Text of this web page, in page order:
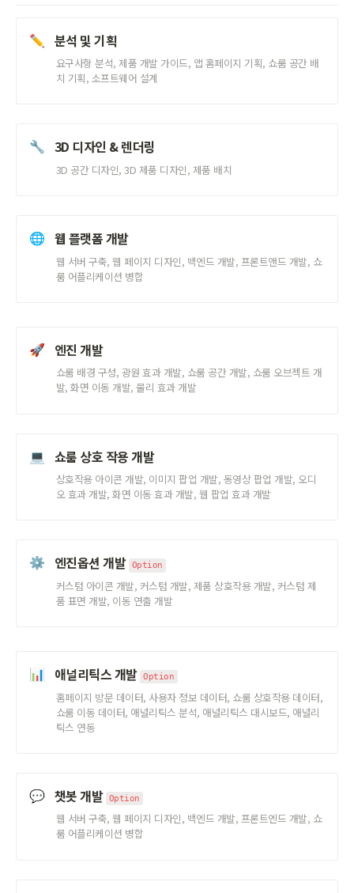
✏️ 분석 및 기획
요구사항 분석, 제품 개발 가이드, 앱 홈페이지 기획, 쇼룸 공간 배
치 기획, 소프트웨어 설계
🔧 3D 디자인 & 렌더링
🌐 웹 플랫폼 개발
웹 서버 구축, 웹 페이지 디자인, 백엔드 개발, 프론트앤드 개발, 쇼
룸 어플리케이션 병합
🚀 엔진 개발
쇼룸 배경 구성, 광원 효과 개발, 쇼룸 공간 개발, 쇼룸 오브젝트 개
발, 화면 이동 개발, 물리 효과 개발
💻 쇼룸 상호 작용 개발
상호작용 아이콘 개발, 이미지 팝업 개발, 동영상 팝업 개발, 오디
오 효과 개발, 화면 이동 효과 개발, 웹 팝업 효과 개발
⚙️ 엔진옵션 개발 Option
커스텀 아이콘 개발, 커스텀 개발, 제품 상호작용 개발, 커스텀 제
품 표면 개발, 이동 연출 개발
📊 애널리틱스 개발 Option
홈페이지 방문 데이터, 사용자 정보 데이터, 쇼룸 상호작용 데이터,
쇼룸 이동 데이터, 애널리틱스 분석, 애널리틱스 대시보드, 애널리
틱스 연동
💬 챗봇 개발 Option
웹 서버 구축, 웹 페이지 디자인, 백엔드 개발, 프론트엔드 개발, 쇼
룸 어플리케이션 병합